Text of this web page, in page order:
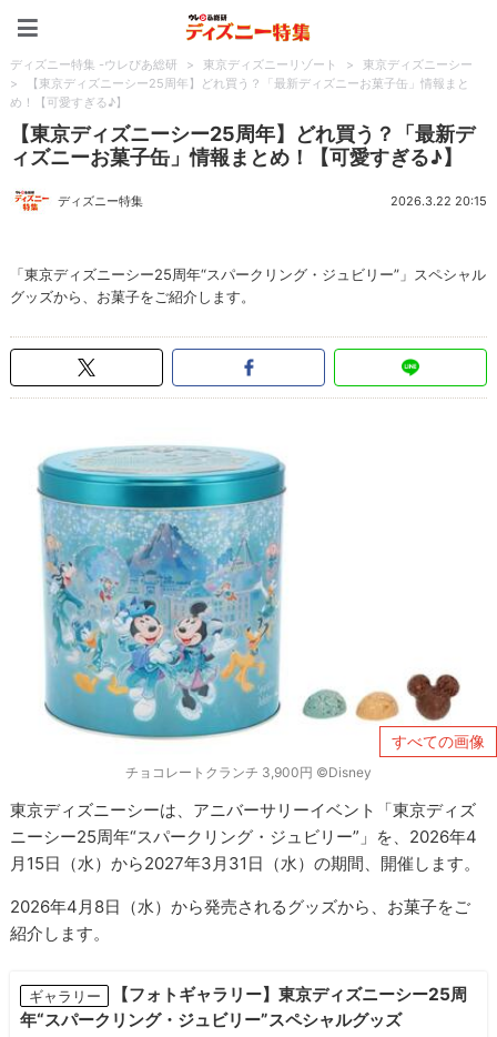
ディズニー特集 -ウレぴあ総研 > 東京ディズニーリゾート >
東京ディズニーシー
>
【東京ディズニーシー25周年】どれ買う？「最新ディズニーお菓子缶」情報まと
め！【可愛すぎる♪】
【東京ディズニーシー25周年】どれ買う？「最新デ
ィズニーお菓子缶」情報まとめ！【可愛すぎる♪】
ディズニー特集 2026.3.22 20:15
「東京ディズニーシー25周年“スパークリング・ジュビリー”」スペシャル
グッズから、お菓子をご紹介します。
すべての画像
チョコレートクランチ 3,900円 ©Disney
東京ディズニーシーは、アニバーサリーイベント「東京ディズ
ニーシー25周年“スパークリング・ジュビリー”」を、2026年4
月15日（水）から2027年3月31日（水）の期間、開催します。
2026年4月8日（水）から発売されるグッズから、お菓子をご
紹介します。
ギャラリー
【フォトギャラリー】東京ディズニーシー25周
年“スパークリング・ジュビリー”スペシャルグッズ